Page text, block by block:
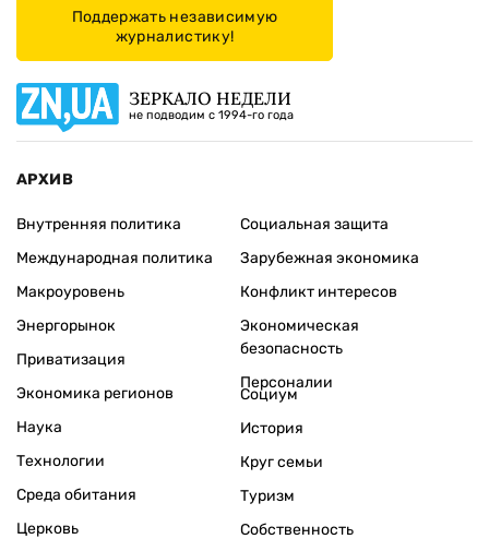
Поддержать независимую
журналистику!
ЗЕРКАЛО НЕДЕЛИ
не подводим с 1994-го года
АРХИВ
Внутренняя политика
Международная политика
Макроуровень
Энергорынок
Приватизация
Экономика регионов
Социальная защита
Зарубежная экономика
Конфликт интересов
Экономическая
безопасность
Персоналии
Наука
Технологии
Среда обитания
Церковь
Социум
История
Круг семьи
Туризм
Собственность